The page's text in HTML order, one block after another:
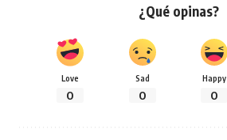
¿Qué opinas?
Love
0
Sad
0
Happy
0